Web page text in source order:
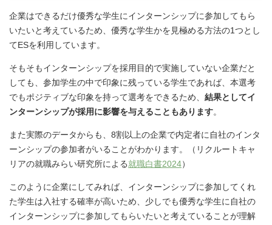
企業はできるだけ優秀な学生にインターンシップに参加してもら
いたいと考えているため、優秀な学生かを見極める方法の1つとし
てESを利用しています。
そもそもインターンシップを採用目的で実施していない企業だと
しても、参加学生の中で印象に残っている学生であれば、本選考
でもポジティブな印象を持って選考をできるため、 結果としてイ
ンターンシップが採用に影響を与えることもあります。
また実際のデータからも、8割以上の企業で内定者に自社のインタ
ーンシップの参加者がいることがわかります。（リクルートキャ
リアの就職みらい研究所による就職白書2024）
このように企業にしてみれば、インターンシップに参加してくれ
た学生は入社する確率が高いため、少しでも優秀な学生に自社の
インターンシップに参加してもらいたいと考えていることが理解